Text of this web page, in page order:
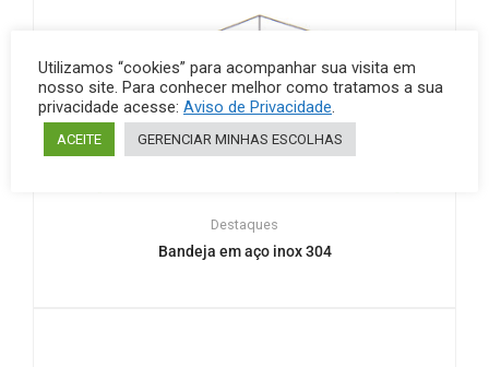
Destaques
Bandeja em aço inox 304
Utilizamos “cookies” para acompanhar sua visita em
nosso site. Para conhecer melhor como tratamos a sua
privacidade acesse: Aviso de Privacidade.
ACEITE GERENCIAR MINHAS ESCOLHAS